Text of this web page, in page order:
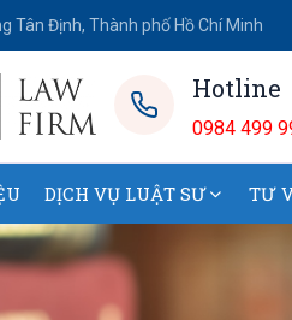
Tân Định, Thành phố Hồ Chí Minh
Hotline
0984 499
DỊCH VỤ LUẬT SƯ TƯ